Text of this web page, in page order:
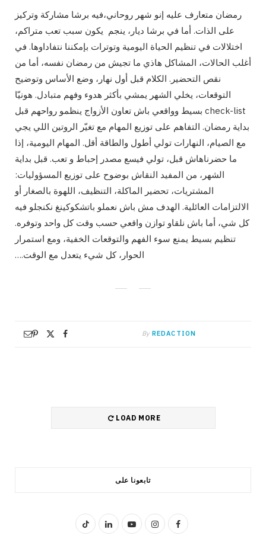
رمضان متعارف عليه إنو شهر روحاني،فيه برشا مشاركة وتركيز
على الذات. أما في برشا ديار، ينجم يكون سبب تعب متراكم،
اختلالات في تنظيم الحياة اليومية وتوترات بإمكننا نتفاداوها. في
أغلب الحالات، المشاكل هاذي ما تجيش من رمضان نفسه، أما من
نقص التحضير. الكلام قبل أول نهار، وضع الأساس وتوضيح
التوقعات، يخلي الشهر يمشي بأكثر هدوء وفهم متبادل. هونيّا
check-list بسيط وواقعي باش تعاون الأزواج ينظمو رواحهم قبل
بداية رمضان. التفاهم على توزيع المهام مع تغيّر الروتين اللي يجي
مع الصيام، النهارات تولي أطول والطاقة أقل. المهام اليومية، إذا
ما حضرناهاش قبل، تولي فيسع مصدر إحباط و تعب. قبل بداية
الشهر، من المفيد النقاش بوضوح على توزيع المسؤوليات:
المشتريات، تحضير الماكلة، التنظيف، اللهوة بالصغار أو
الالتزامات العائلية. الهدف مش باش نعملو باتشكوكينغ نكنجلو فيه
كل شي، أما باش نلقاو توازن واقعي حسب وقت كل واحد وتوفره.
تنظيم بسيط يمنع سوء الفهم والتوقعات الخفية، ومع استمرار
الحوار، كل شيء يتعدل مع الوقت.…
By REDACTION
LOAD MORE
تابعونا على
F
I
Y
L